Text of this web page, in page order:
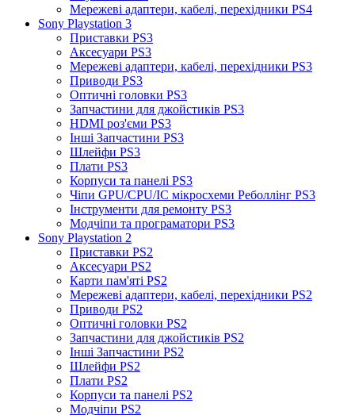
Мережеві адаптери, кабелі, перехідники PS4
Sony Playstation 3
Приставки PS3
Аксесуари PS3
Мережеві адаптери, кабелі, перехідники PS3
Приводи PS3
Оптичні головки PS3
Запчастини для джойстиків PS3
HDMI роз'єми PS3
Інші Запчастини PS3
Шлейфи PS3
Плати PS3
Корпуси та панелі PS3
Чіпи GPU/CPU/IC мікросхеми Реболлінг PS3
Інструменти для ремонту PS3
Модчіпи та програматори PS3
Sony Playstation 2
Приставки PS2
Аксесуари PS2
Карти пам'яті PS2
Мережеві адаптери, кабелі, перехідники PS2
Приводи PS2
Оптичні головки PS2
Запчастини для джойстиків PS2
Інші Запчастини PS2
Шлейфи PS2
Плати PS2
Корпуси та панелі PS2
Модчіпи PS2